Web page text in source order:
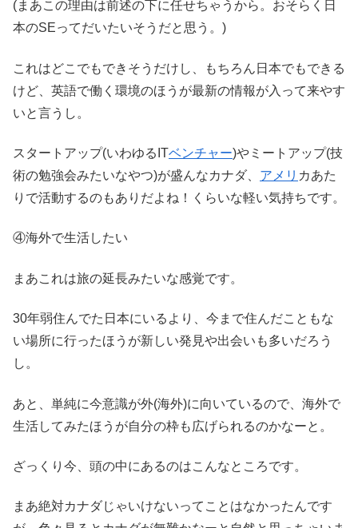
(まあこの理由は前述の下に任せちゃうから。おそらく日
本のSEってだいたいそうだと思う。)
これはどこでもできそうだけし、もちろん日本でもできる
けど、英語で働く環境のほうが最新の情報が入って来やす
いと言うし。
スタートアップ(いわゆるITベンチャー)やミートアップ(技
術の勉強会みたいなやつ)が盛んなカナダ、 アメリ カあた
りで活動するのもありだよね！くらいな軽い気持ちです。
④海外で生活したい
まあこれは旅の延長みたいな感覚です。
30年弱住んでた日本にいるより、今まで住んだこともな
い場所に行ったほうが新しい発見や出会いも多いだろう
し。
あと、単純に今意識が外(海外)に向いているので、海外で
生活してみたほうが自分の枠も広げられるのかなーと。
ざっくり今、頭の中にあるのはこんなところです。
まあ絶対カナダじゃいけないってことはなかったんです